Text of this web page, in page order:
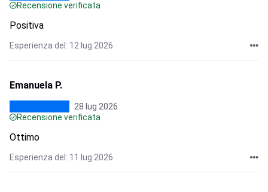
Recensione verificata
Positiva
Esperienza del: 12 lug 2026
Emanuela P.
28 lug 2026
Recensione verificata
Ottimo
Esperienza del: 11 lug 2026